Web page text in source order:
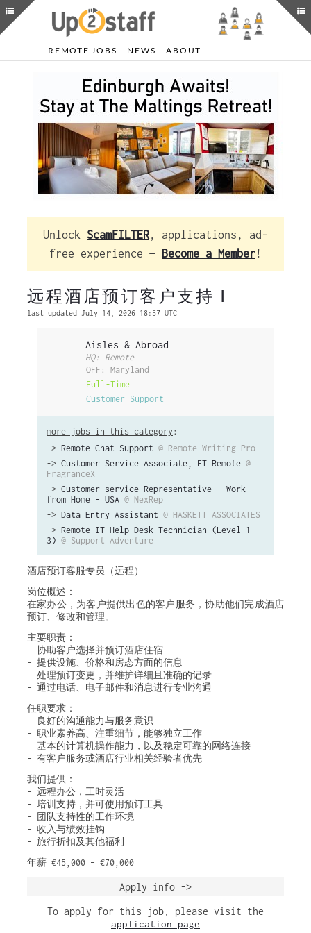
REMOTE JOBS NEWS ABOUT
Unlock ScamFILTER, applications, ad-
free experience — Become a Member!
远程酒店预订客户支持 I
last updated July 14, 2026 18:57 UTC
Aisles & Abroad
HQ: Remote
OFF: Maryland
Full-Time
Customer Support
more jobs in this category :
-> Remote Chat Support @ Remote Writing Pro
-> Customer Service Associate, FT Remote @
FragranceX
-> Customer service Representative – Work
from Home – USA @ NexRep
-> Data Entry Assistant @ HASKETT ASSOCIATES
-> Remote IT Help Desk Technician (Level 1 -
3) @ Support Adventure
酒店预订客服专员（远程）
岗位概述：
在家办公，为客户提供出色的客户服务，协助他们完成酒店
预订、修改和管理。
主要职责：
– 协助客户选择并预订酒店住宿
– 提供设施、价格和房态方面的信息
– 处理预订变更，并维护详细且准确的记录
– 通过电话、电子邮件和消息进行专业沟通
任职要求：
– 良好的沟通能力与服务意识
– 职业素养高、注重细节，能够独立工作
– 基本的计算机操作能力，以及稳定可靠的网络连接
– 有客户服务或酒店行业相关经验者优先
我们提供：
– 远程办公，工时灵活
– 培训支持，并可使用预订工具
– 团队支持性的工作环境
– 收入与绩效挂钩
– 旅行折扣及其他福利
年薪 €45,000 – €70,000
Apply info ->
To apply for this job, please visit the
application page